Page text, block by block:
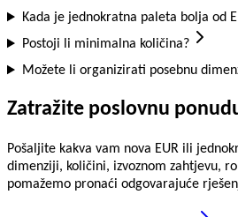
Kada je jednokratna paleta bolja od
Postoji li minimalna količina?
Možete li organizirati posebnu
Zatražite poslovnu
Pošaljite kakva vam nova EUR ili
dimenziji, količini, izvoznom zahtjevu,
pomažemo pronaći odgovarajuće